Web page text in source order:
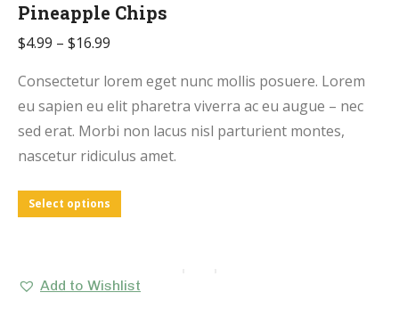
Pineapple Chips
$4.99 – $16.99
Consectetur lorem eget nunc mollis posuere. Lorem
eu sapien eu elit pharetra viverra ac eu augue – nec
sed erat. Morbi non lacus nisl parturient montes,
nascetur ridiculus amet.
Select options
Add to Wishlist